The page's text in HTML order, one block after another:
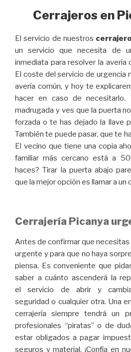
Cerrajeros en
El servicio de nuestros
un servicio que necesita de
inmediata para resolver la avería
El coste del servicio de urgencia
avería común, y hoy te
hacer en caso de
madrugada y ves que la puerta
forzada o te has dejado la llave
También te puede pasar, que te
El vecino que tiene una copia
familiar más cercano está a
haces? Tirar la puerta abajo
que la mejor opción es llamar a un
Cerrajería Picanya
Antes de confirmar que
urgente y para que no haya
piensa. Es conveniente que
saber a cuánto ascenderá la
el servicio de abrir y
seguridad o cualquier otra. Una
cerrajería siempre tendrá un
profesionales “piratas” o de
estar obligados a pagar
seguros y material. ¡Confía en